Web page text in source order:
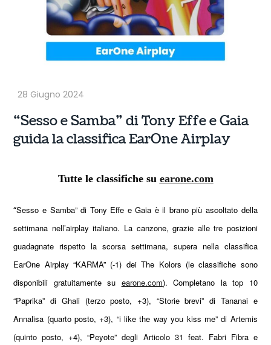
“Sesso e Samba” di Tony Effe e Gaia
guida la classifica EarOne Airplay
Tutte le classifiche su earone.com
“Sesso e Samba” di Tony Effe e Gaia è il brano più ascoltato della
settimana nell’airplay italiano. La canzone, grazie alle tre posizioni
guadagnate rispetto la scorsa settimana, supera nella classifica
EarOne Airplay “KARMA” (-1) dei The Kolors (le classifiche sono
disponibili gratuitamente su earone.com). Completano la top 10
“Paprika” di Ghali (terzo posto, +3), “Storie brevi” di Tananai e
Annalisa (quarto posto, +3), “i like the way you kiss me” di Artemis
(quinto posto, +4), “Peyote” degli Articolo 31 feat. Fabri Fibra e